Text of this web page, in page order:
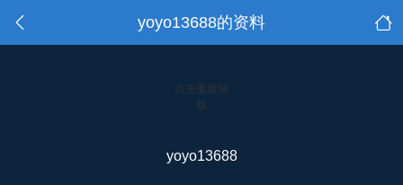
yoyo13688的资料
点击重新加
载
yoyo13688